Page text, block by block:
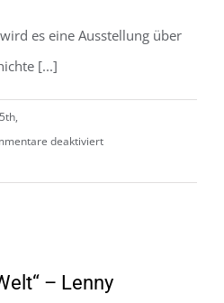
es eine Ausstellung über
[...]
deaktiviertfür
Weisheit“
– Lenny